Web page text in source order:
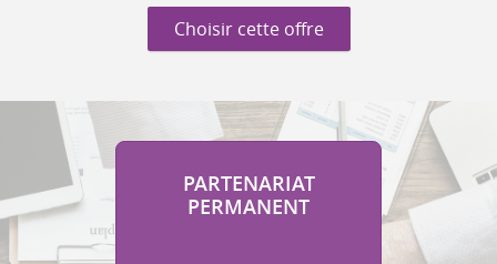
Choisir cette offre
PARTENARIAT
PERMANENT